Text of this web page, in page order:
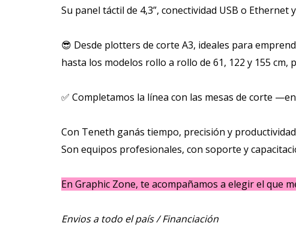
Su panel táctil de 4,3”, conectividad USB o
😎 Desde plotters de corte A3, ideales para
hasta los modelos rollo a rollo de 61, 122 y 155
✅ Completamos la línea con las mesas de corte
Con Teneth ganás tiempo, precisión y
Son equipos profesionales, con soporte y
En Graphic Zone, te acompañamos a elegir el que
Envios a todo el país / Financiación